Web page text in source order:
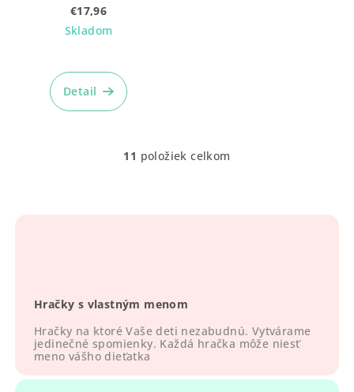
€17,96
Skladom
Detail
O
e
p
r
k
11 položiek celkom
Hračky s vlastným menom
Hračky na ktoré Vaše deti nezabudnú. Vytvárame
jedinečné spomienky. Každá hračka môže niesť
meno vášho dieťatka